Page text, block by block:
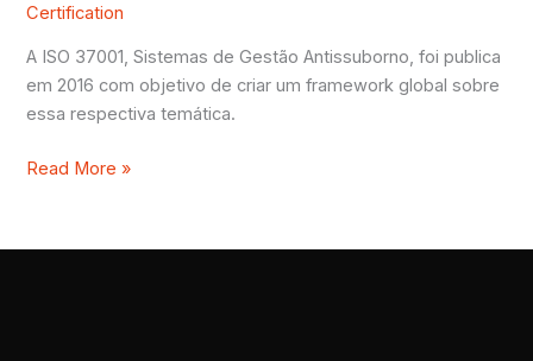
Certification
A ISO 37001, Sistemas de Gestão Antissuborno, foi publica
em 2016 com objetivo de criar um framework global sobre
essa respectiva temática.
Read More »